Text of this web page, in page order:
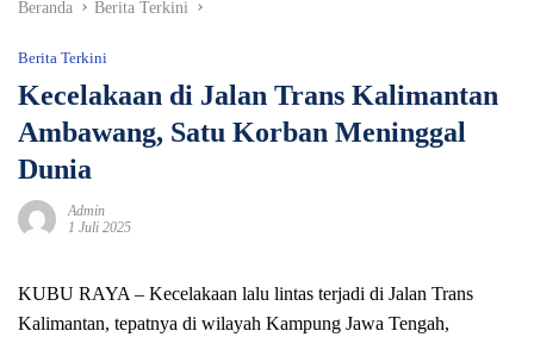
Beranda Berita Terkini
Berita Terkini
Kecelakaan di Jalan Trans Kalimantan
Ambawang, Satu Korban Meninggal
Dunia
Admin
1 Juli 2025
KUBU RAYA – Kecelakaan lalu lintas terjadi di Jalan Trans
Kalimantan, tepatnya di wilayah Kampung Jawa Tengah,